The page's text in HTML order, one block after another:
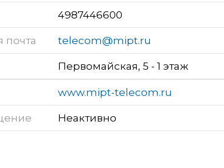
4987446600
почта telecom@mipt.ru
Первомайская, 5 - 1 этаж
www.mipt-telecom.ru
Неактивно